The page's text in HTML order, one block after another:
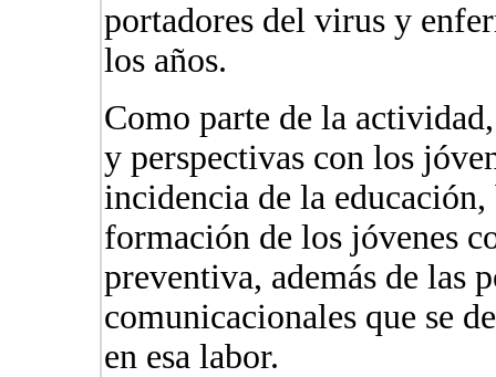
portadores del virus y
los años.
Como parte de la
y perspectivas con los
incidencia de la
formación de los jóvenes
preventiva, además de las
comunicacionales que se
en esa labor.